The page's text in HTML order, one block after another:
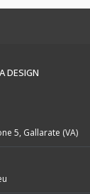
DESIGN
5, Gallarate (VA)